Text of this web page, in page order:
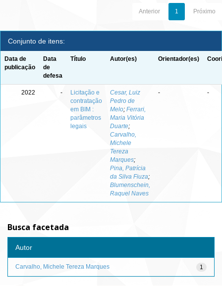
Anterior 1 Próximo
Conjunto de itens:
Data de
publicação
Data
de
defesa
Título Autor(es) Orientador(es)
2022 -
Licitação e
contratação
em BIM :
parâmetros
legais
Cesar, Luiz
Pedro de
Melo; Ferrari,
Maria Vitória
Duarte;
Carvalho,
Michele
Tereza
Marques;
Pina, Patrícia
da Silva Fiuza;
Blumenschein,
Raquel Naves
- -
Busca facetada
Autor
1
Carvalho, Michele Tereza Marques